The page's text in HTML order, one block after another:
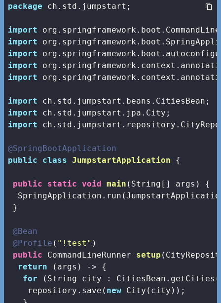
package ch.std.jumpstart;
import
import
import
import
import
import
import
import
@SpringBootApplication
public
class JumpstartApplication {
public static void main (String[] args)
{
}
@Bean
@Profile ( "!test" )
public CommandLineRunner setup
return (args) -> {
for (String city :
    repository.save(
new City(city));